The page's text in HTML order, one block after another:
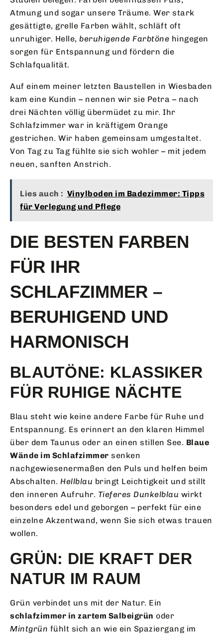
Atmung und sogar unsere Träume. Wer stark
gesättigte, grelle Farben wählt, schläft oft
unruhiger. Helle, beruhigende Farbtöne hingegen
sorgen für Entspannung und fördern die
Schlafqualität.
Auf einem meiner letzten Baustellen in Wiesbaden
kam eine Kundin – nennen wir sie Petra – nach
drei Nächten völlig übermüdet zu mir. Ihr
Schlafzimmer war in kräftigem Orange
gestrichen. Wir haben gemeinsam umgestaltet.
Von Tag zu Tag fühlte sie sich wohler – mit jedem
neuen, sanften Anstrich.
Lies auch : Vinylboden im Badezimmer: Tipps
für Verlegung und Pflege
DIE BESTEN FARBEN
FÜR IHR
SCHLAFZIMMER –
BERUHIGEND UND
HARMONISCH
BLAUTÖNE: KLASSIKER
FÜR RUHIGE NÄCHTE
Blau steht wie keine andere Farbe für Ruhe und
Entspannung. Es erinnert an den klaren Himmel
über dem Taunus oder an einen stillen See. Blaue
Wände im Schlafzimmer senken
nachgewiesenermaßen den Puls und helfen beim
Abschalten. Hellblau bringt Leichtigkeit und stillt
den inneren Aufruhr. Tieferes Dunkelblau wirkt
besonders edel und geborgen – perfekt für eine
einzelne Akzentwand, wenn Sie sich etwas trauen
wollen.
GRÜN: DIE KRAFT DER
NATUR IM RAUM
Grün verbindet uns mit der Natur. Ein
schlafzimmer in zartem Salbeigrün oder
Mintgrün fühlt sich an wie ein Spaziergang im